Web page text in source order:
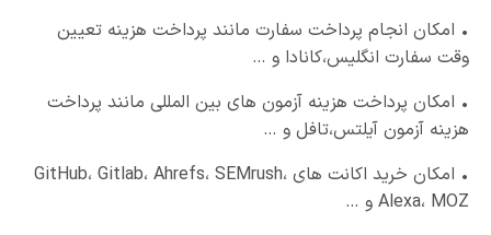
• امکان انجام پرداخت سفارت مانند پرداخت هزینه تعیین
وقت سفارت انگلیس،کانادا و …
• امکان پرداخت هزینه آزمون های بین المللی مانند پرداخت
هزینه آزمون آیلتس،تافل و …
• امکان خرید اکانت های GitHub، Gitlab، Ahrefs، SEMrush،
Alexa، MOZ و …